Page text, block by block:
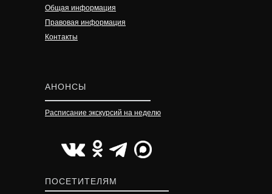
УЗНАТЬ ПОДРОБНЕЕ
Общая информация
Правовая информация
Контакты
АНОНСЫ
Расписание экскурсий на неделю
ПОСЕТИТЕЛЯМ